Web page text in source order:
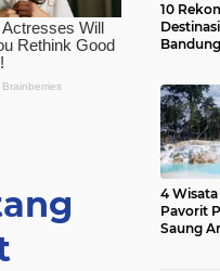
10
4
Pavorit
Saung